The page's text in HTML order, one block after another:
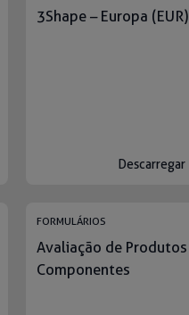
3Shape – Europa (EUR)
Descarregar
FORMULÁRIOS
Avaliação de Produtos
Componentes